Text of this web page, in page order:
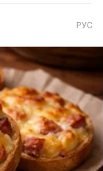
РУС